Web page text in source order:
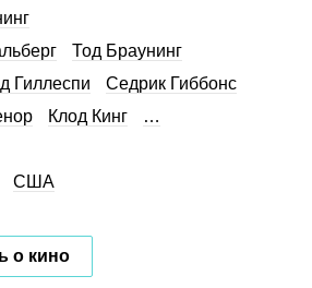
Тод Браунинг
Гиллеспи
Седрик Гиббонс
Клод Кинг
…
США
о кино